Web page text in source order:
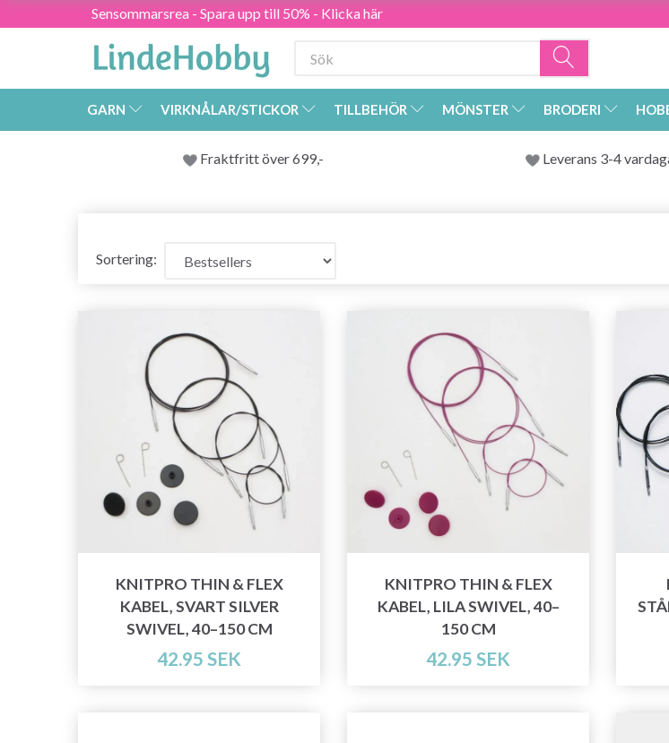
Sensommarsrea - Spara upp till 50% - Klicka här
GARN VIRKNÅLAR/STICKOR TILLBEHÖR MÖNSTER BRODERI
Fraktfritt över 699,- Leverans 3-4
Sortering:
KNITPRO THIN & FLEX
KABEL, SVART SILVER
SWIVEL, 40–150 CM
42.95 SEK
KNITPRO THIN & FLEX
KABEL, LILA SWIVEL, 40–
150 CM
42.95 SEK